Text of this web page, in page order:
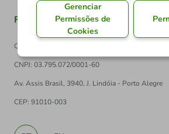
Facebook TikTok
Confederação Sicredi
CNPJ: 03.795.072/0001-60
Av. Assis Brasil, 3940, J. Lindóia - Porto Alegre
CEP: 91010-003
Gerenciar
Permissões de
Cookies